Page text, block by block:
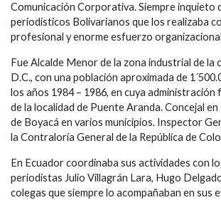
Comunicación Corporativa. Siempre inquieto
periodísticos Bolivarianos que los realizaba
profesional y enorme esfuerzo
Fue Alcalde Menor de la zona industrial de la
D.C., con una población aproximada de
los años 1984 – 1986, en cuya administración
de la localidad de Puente Aranda. Concejal
de Boyacá en varios municipios. Inspector
la Contraloría General de la República de
En Ecuador coordinaba sus actividades con
periodistas Julio Villagrán Lara, Hugo
colegas que siempre lo acompañaban en sus